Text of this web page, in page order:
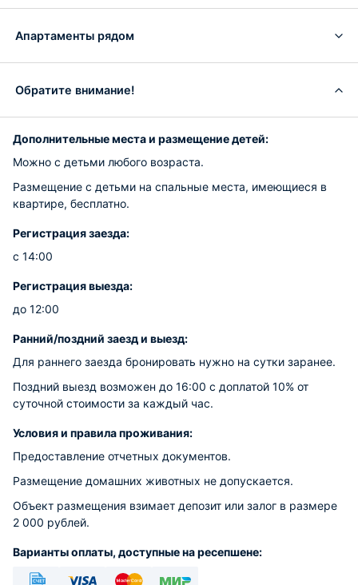
Апартаменты рядом
Обратите внимание!
Дополнительные места и размещение детей:
Можно с детьми любого возраста.
Размещение с детьми на спальные места, имеющиеся в
квартире, бесплатно.
Регистрация заезда:
с 14:00
Регистрация выезда:
до 12:00
Ранний/поздний заезд и выезд:
Для раннего заезда бронировать нужно на сутки заранее.
Поздний выезд возможен до 16:00 с доплатой 10% от
суточной стоимости за каждый час.
Условия и правила проживания:
Предоставление отчетных документов.
Размещение домашних животных не допускается.
Объект размещения взимает депозит или залог в размере
2 000 рублей.
Варианты оплаты, доступные на ресепшене: